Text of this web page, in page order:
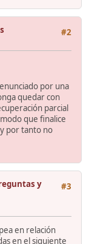
#2
por una
quedar con
parcial
que finalice
por tanto no
#3
y
en relación
en el siguiente